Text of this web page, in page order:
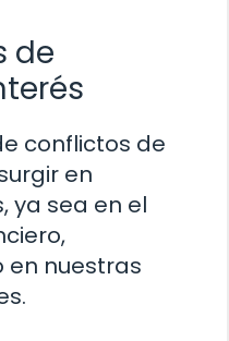
de
conflictos de
en
ya sea en el
en nuestras